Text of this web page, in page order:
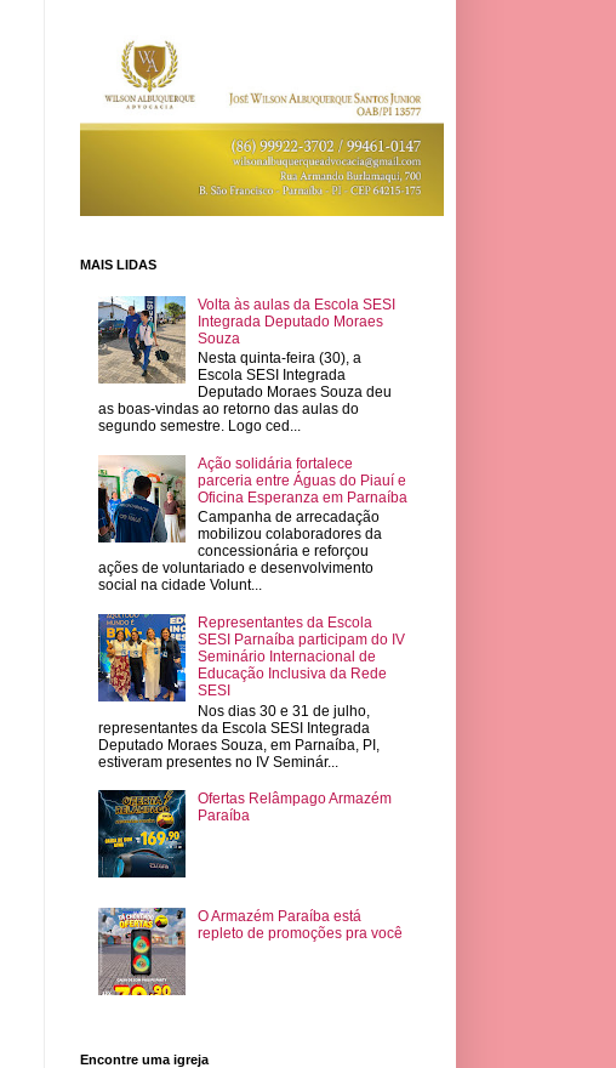
MAIS LIDAS
Volta às aulas da Escola SESI
Integrada Deputado Moraes
Souza
Nesta quinta-feira (30), a
Escola SESI Integrada
Deputado Moraes Souza deu
as boas-vindas ao retorno das aulas do
segundo semestre. Logo ced...
Ação solidária fortalece
parceria entre Águas do Piauí e
Oficina Esperanza em Parnaíba
Campanha de arrecadação
mobilizou colaboradores da
concessionária e reforçou
ações de voluntariado e desenvolvimento
social na cidade Volunt...
Representantes da Escola
SESI Parnaíba participam do IV
Seminário Internacional de
Educação Inclusiva da Rede
SESI
Nos dias 30 e 31 de julho,
representantes da Escola SESI Integrada
Deputado Moraes Souza, em Parnaíba, PI,
estiveram presentes no IV Seminár...
Ofertas Relâmpago Armazém
Paraíba
O Armazém Paraíba está
repleto de promoções pra você
Encontre uma igreja